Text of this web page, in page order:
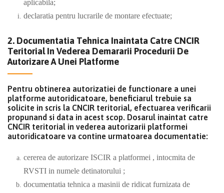
aplicabila;
declaratia pentru lucrarile de montare efectuate;
2. Documentatia Tehnica Inaintata Catre CNCIR
Teritorial In Vederea Demararii Procedurii De
Autorizare A Unei Platforme
Pentru obtinerea autorizatiei de functionare a unei
platforme autoridicatoare, beneficiarul trebuie sa
solicite in scris la CNCIR teritorial, efectuarea verificarii
propunand si data in acest scop. Dosarul inaintat catre
CNCIR teritorial in vederea autorizarii platformei
autoridicatoare va contine urmatoarea documentatie:
cererea de autorizare ISCIR a platformei , intocmita de
RVSTI in numele detinatorului ;
documentatia tehnica a masinii de ridicat furnizata de